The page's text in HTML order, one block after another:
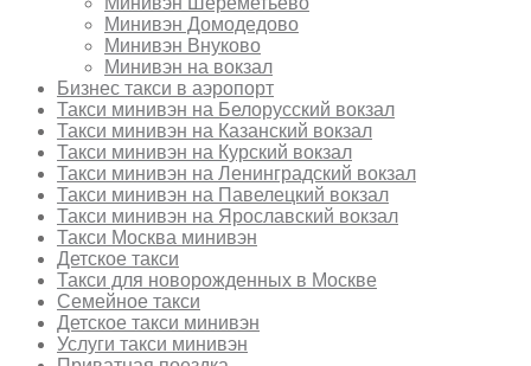
Минивэн Домодедово
Минивэн Внуково
Минивэн на вокзал
Бизнес такси в аэропорт
Такси минивэн на Белорусский вокзал
Такси минивэн на Казанский вокзал
Такси минивэн на Курский вокзал
Такси минивэн на Ленинградский вокзал
Такси минивэн на Павелецкий вокзал
Такси минивэн на Ярославский вокзал
Такси Москва минивэн
Детское такси
Такси для новорожденных в Москве
Семейное такси
Детское такси минивэн
Услуги такси минивэн